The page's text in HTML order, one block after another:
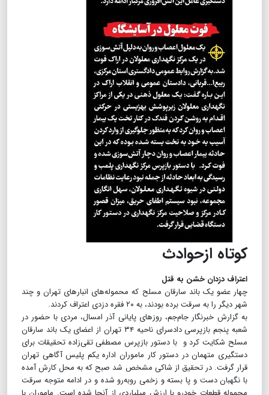
کوتاه‌ از‌حوادث
اعتراف دزدان خشن به قتل
چهار عضو یک باند سارقان مسلح که محموله‌های انبارهای تهران و چند
شهر دیگر را به سرقت برده بودند، به ۲۰ فقره دزدی اعتراف کردند.
به گزارش خبرنگار جام‌جم، روزهای پایانی آذر امسال، مردی با حضور در
شعبه پنجم بازپرسی دادسرای ناحیه ۳۴ تهران از اعضای یک باند سارقان
مسلح شکایت کرد و با دستور بازپرس مصطفی تقی‌زاده تحقیقات برای
دستگیری متهمان در دستور کار ماموران اداره یکم پلیس آگاهی تهران
قرار گرفت. در تحقیق از شاکی مشخص شد صبح که به محل کارش آمده
با نگهبان دست و پا بسته و زخمی رو‌به‌رو شده و در ادامه متوجه سرقت